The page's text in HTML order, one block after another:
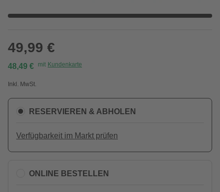
49,99 €
48,49 € mit Kundenkarte
Inkl. MwSt.
RESERVIEREN & ABHOLEN
Verfügbarkeit im Markt prüfen
ONLINE BESTELLEN